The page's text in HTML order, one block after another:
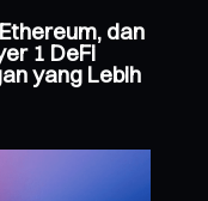
dan
1 DeFi
yang Lebih